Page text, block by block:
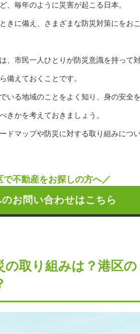
、毎年のように災害が起こる日本。
きに備え、さまざまな防災対策にをお
、市民一人ひとりが防災意識を持って
備えておくことです。
いる地域のことをよく知り、身の安全
きかを考えておきましょう。
ドマップや防災に対する取り組みにつ
で不動産をお探しの方へ／
お問い合わせはこちら
の取り組みは？港区の